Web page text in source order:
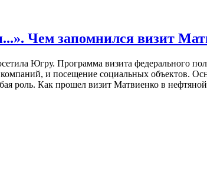
Чем запомнился визит
Югру. Программа визита федерального
и посещение социальных объектов.
роль. Как прошел визит Матвиенко в